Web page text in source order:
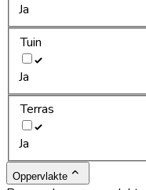
Ja
Tuin
Ja
Terras
Ja
Oppervlakte